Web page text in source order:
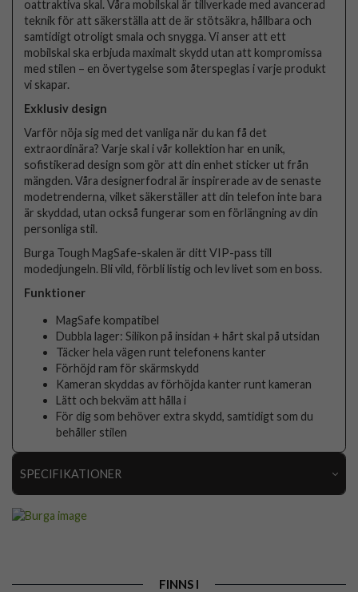
oattraktiva skal. Våra mobilskal är tillverkade med avancerad
teknik för att säkerställa att de är stötsäkra, hållbara och
samtidigt otroligt smala och snygga. Vi anser att ett
mobilskal ska erbjuda maximalt skydd utan att kompromissa
med stilen – en övertygelse som återspeglas i varje produkt
vi skapar.
Exklusiv design
Varför nöja sig med det vanliga när du kan få det
extraordinära? Varje skal i vår kollektion har en unik,
sofistikerad design som gör att din enhet sticker ut från
mängden. Våra designerfodral är inspirerade av de senaste
modetrenderna, vilket säkerställer att din telefon inte bara
är skyddad, utan också fungerar som en förlängning av din
personliga stil.
Burga Tough MagSafe-skalen är ditt VIP-pass till
modedjungeln. Bli vild, förbli listig och lev livet som en boss.
Funktioner
MagSafe kompatibel
Dubbla lager: Silikon på insidan + hårt skal på utsidan
Täcker hela vägen runt telefonens kanter
Förhöjd ram för skärmskydd
Kameran skyddas av förhöjda kanter runt kameran
Lätt och bekväm att hålla i
För dig som behöver extra skydd, samtidigt som du
behåller stilen
SPECIFIKATIONER
FINNS I